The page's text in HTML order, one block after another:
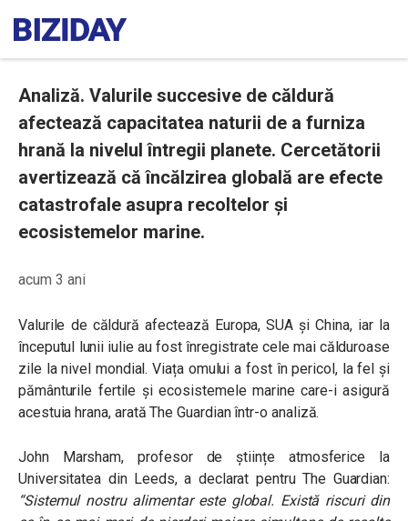
Analiză. Valurile succesive de căldură
afectează capacitatea naturii de a furniza
hrană la nivelul întregii planete. Cercetătorii
avertizează că încălzirea globală are efecte
catastrofale asupra recoltelor și
ecosistemelor marine.
acum 3 ani
Valurile de căldură afectează Europa, SUA și China, iar la
începutul lunii iulie au fost înregistrate cele mai călduroase
zile la nivel mondial. Viața omului a fost în pericol, la fel și
pământurile fertile și ecosistemele marine care-i asigură
acestuia hrana, arată The Guardian într-o analiză.
John Marsham, profesor de științe atmosferice la
Universitatea din Leeds, a declarat pentru The Guardian:
“Sistemul nostru alimentar este global. Există riscuri din